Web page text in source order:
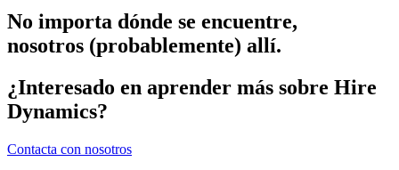
No importa dónde se encuentre,
nosotros (probablemente) allí.
¿Interesado en aprender más sobre Hire
Dynamics?
Contacta con nosotros